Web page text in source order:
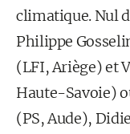
climatique. Nul
Philippe
(LFI, Ariège) et
Haute-Savoie)
(PS, Aude),